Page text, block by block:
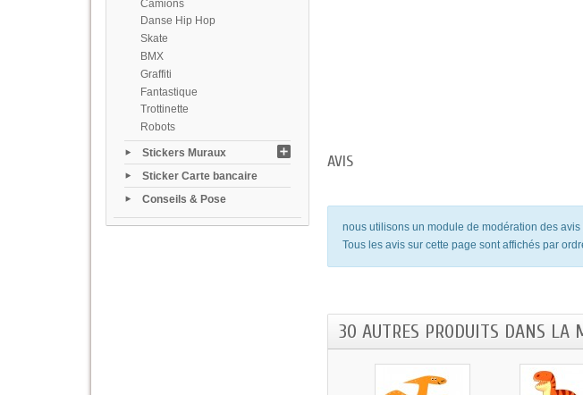
Camions
Danse Hip Hop
Skate
BMX
Graffiti
Fantastique
Trottinette
Robots
Stickers Muraux
Sticker Carte bancaire
Conseils & Pose
AVIS
nous utilisons un module de modération des
Tous les avis sur cette page sont affichés par
30 AUTRES PRODUITS DANS LA